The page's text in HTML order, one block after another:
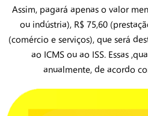
Assim, pagará apenas o valor
ou indústria), R$ 75,60
(comércio e serviços), que será
ao ICMS ou ao ISS. Essas
anualmente, de acordo